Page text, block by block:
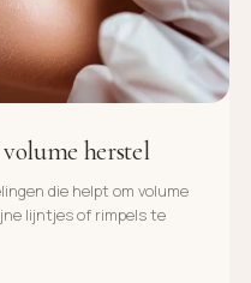
herstel
die helpt om volume
lijntjes of rimpels te